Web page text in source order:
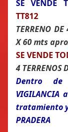
SE VENDE
TT812
TERRENO
X 60 mts
SE VENDE
4
Dentro de
tratamiento
PRADERA